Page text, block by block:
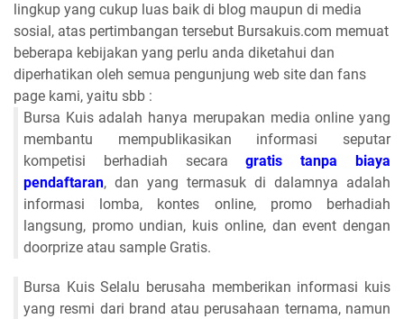
lingkup yang cukup luas baik di blog maupun di media
sosial, atas pertimbangan tersebut Bursakuis.com memuat
beberapa kebijakan yang perlu anda diketahui dan
diperhatikan oleh semua pengunjung web site dan fans
page kami, yaitu sbb :
Bursa Kuis adalah hanya merupakan media online yang
membantu mempublikasikan informasi seputar
kompetisi berhadiah secaragratis tanpa biaya
pendaftaran, dan yang termasuk di dalamnya adalah
informasi lomba, kontes online, promo berhadiah
langsung, promo undian, kuis online, dan event dengan
doorprize atau sample Gratis.
Bursa Kuis Selalu berusaha memberikan informasi kuis
yang resmi dari brand atau perusahaan ternama, namun